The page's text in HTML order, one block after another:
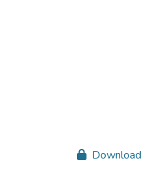
Download